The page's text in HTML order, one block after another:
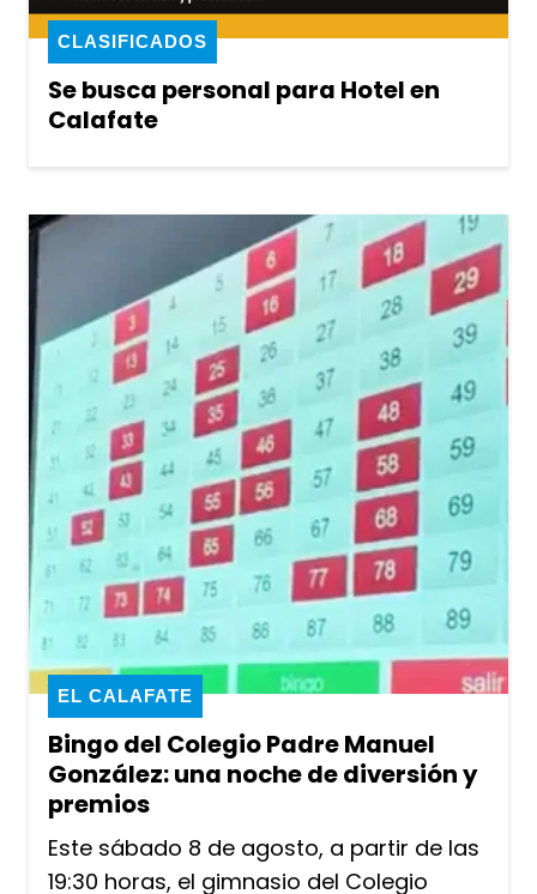
Se busca personal para Hotel en
Calafate
CLASIFICADOS
Bingo del Colegio Padre Manuel
González: una noche de diversión y
premios
EL CALAFATE
Este sábado 8 de agosto, a partir de las
19:30 horas, el gimnasio del Colegio